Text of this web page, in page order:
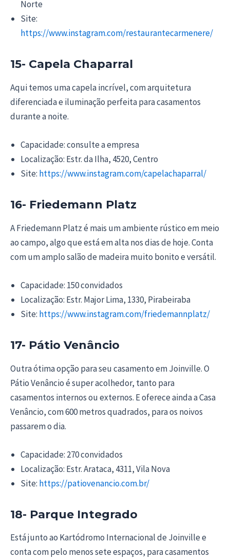
Norte
Site:
https://www.instagram.com/restaurantecarmenere/
15- Capela Chaparral
Aqui temos uma capela incrível, com arquitetura
diferenciada e iluminação perfeita para casamentos
durante a noite.
Capacidade: consulte a empresa
Localização: Estr. da Ilha, 4520, Centro
Site: https://www.instagram.com/capelachaparral/
16- Friedemann Platz
A Friedemann Platz é mais um ambiente rústico em meio
ao campo, algo que está em alta nos dias de hoje. Conta
com um amplo salão de madeira muito bonito e versátil.
Capacidade: 150 convidados
Localização: Estr. Major Lima, 1330, Pirabeiraba
Site: https://www.instagram.com/friedemannplatz/
17- Pátio Venâncio
Outra ótima opção para seu casamento em Joinville. O
Pátio Venâncio é super acolhedor, tanto para
casamentos internos ou externos. E oferece ainda a Casa
Venâncio, com 600 metros quadrados, para os noivos
passarem o dia.
Capacidade: 270 convidados
Localização: Estr. Arataca, 4311, Vila Nova
Site: https://patiovenancio.com.br/
18- Parque Integrado
Está junto ao Kartódromo Internacional de Joinville e
conta com pelo menos sete espaços, para casamentos